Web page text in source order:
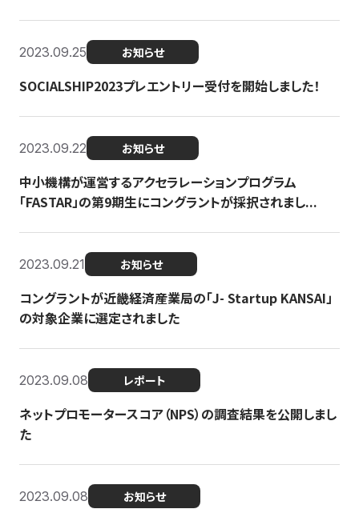
2023.09.25 お知らせ
SOCIALSHIP2023プレエントリー受付を開始しました！
2023.09.22 お知らせ
中小機構が運営するアクセラレーションプログラム
「FASTAR」の第9期生にコングラントが採択されまし...
2023.09.21 お知らせ
コングラントが近畿経済産業局の「J- Startup KANSAI」
の対象企業に選定されました
2023.09.08 レポート
ネットプロモータースコア（NPS）の調査結果を公開しまし
た
2023.09.08 お知らせ